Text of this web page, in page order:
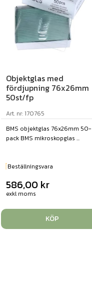
Objektglas med
fördjupning 76x26mm
50st/fp
Art. nr: 170765
BMS objektglas 76x26mm 50-
pack BMS mikroskopglas ...
Beställningsvara
586,00 kr
exkl moms
KÖP